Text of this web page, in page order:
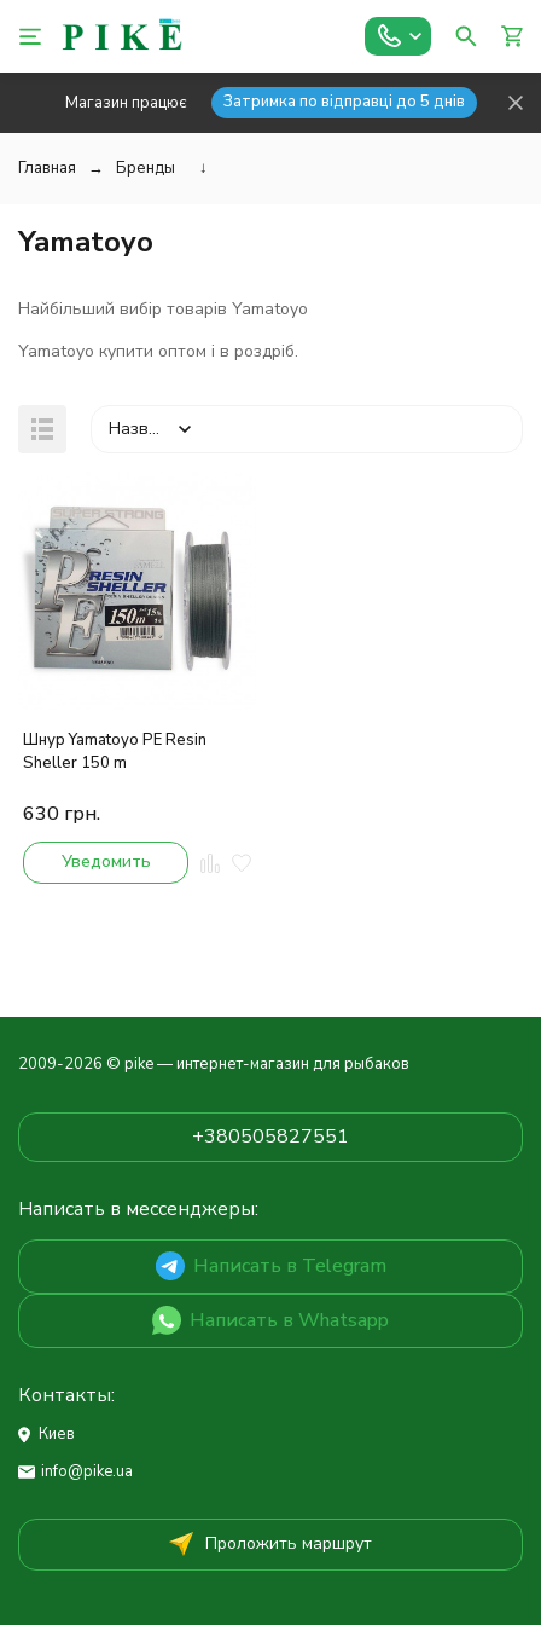
Магазин працює Затримка по відправці до 5 днів
Главная Бренды ↓
Yamatoyo
Найбільший вибір товарів Yamatoyo
Yamatoyo купити оптом і в роздріб.
Назва
Шнур Yamatoyo PE Resin
Sheller 150 m
630 грн.
Уведомить
2009-2026 © pike — интернет-магазин для рыбаков
+380505827551
Написать в мессенджеры:
Написать в Telegram
Написать в Whatsapp
Контакты:
Киев
info@pike.ua
Проложить маршрут